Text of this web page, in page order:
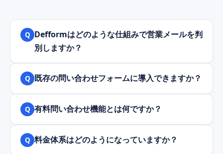
Q Defformはどのような仕組みで営業メールを判
別しますか？
Q 既存の問い合わせフォームに導入できますか？
Q 有料問い合わせ機能とは何ですか？
Q 料金体系はどのようになっていますか？